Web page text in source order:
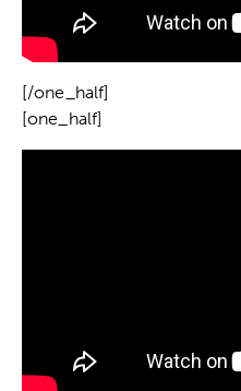
[/one_half]
[one_half]